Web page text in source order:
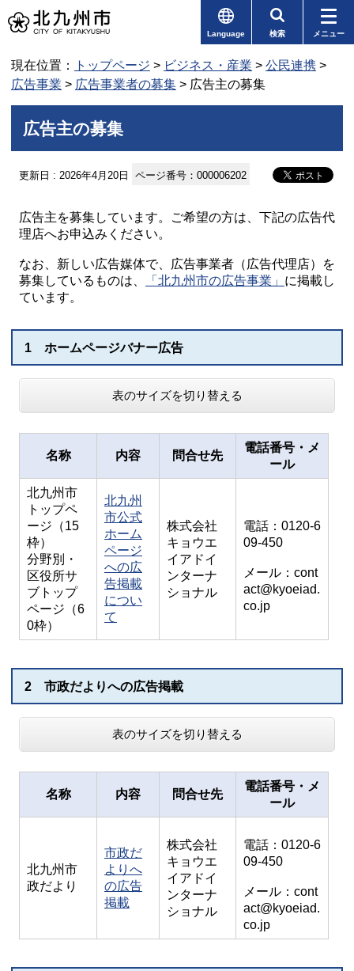
Language 検索 メニュー
現在位置： トップページ > ビジネス・産業 > 公民連携 >
広告事業 > 広告事業者の募集 > 広告主の募集
広告主の募集
更新日 : 2026年4月20日 ページ番号：000006202
広告主を募集しています。ご希望の方は、下記の広告代
理店へお申込みください。
なお、新しい広告媒体で、広告事業者（広告代理店）を
募集しているものは、
「北九州市の広告事業」 に掲載し
ています。
1 ホームページバナー広告
表のサイズを切り替える
名称 内容 問合せ先
電話番号・メ
ール
北九州市
トップペ
ージ（15
枠）
分野別・
区役所サ
ブトップ
ページ（6
0枠）
北九州
市公式
ホーム
ページ
への広
告掲載
につい
て
株式会社
キョウエ
イアドイ
ンターナ
ショナル
電話：0120-6
09-450
メール：cont
act@kyoeiad.
co.jp
2 市政だよりへの広告掲載
表のサイズを切り替える
名称 内容 問合せ先
電話番号・メ
ール
北九州市
政だより
市政だ
よりへ
の広告
掲載
株式会社
キョウエ
イアドイ
ンターナ
ショナル
電話：0120-6
09-450
メール：cont
act@kyoeiad.
co.jp